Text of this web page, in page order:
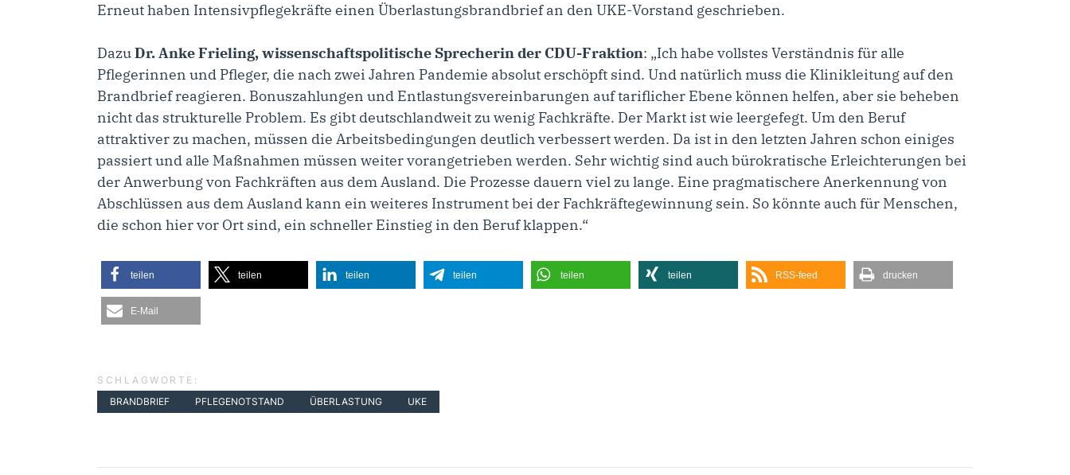
Erneut haben Intensivpflegekräfte einen Überlastungsbrandbrief an den UKE-Vorstand geschrieben.
DazuDr. Anke Frieling, wissenschaftspolitische Sprecherin der CDU-Fraktion: „Ich habe vollstes Verständnis für alle
Pflegerinnen und Pfleger, die nach zwei Jahren Pandemie absolut erschöpft sind. Und natürlich muss die Klinikleitung auf den
Brandbrief reagieren. Bonuszahlungen und Entlastungsvereinbarungen auf tariflicher Ebene können helfen, aber sie beheben
nicht das strukturelle Problem. Es gibt deutschlandweit zu wenig Fachkräfte. Der Markt ist wie leergefegt. Um den Beruf
attraktiver zu machen, müssen die Arbeitsbedingungen deutlich verbessert werden. Da ist in den letzten Jahren schon einiges
passiert und alle Maßnahmen müssen weiter vorangetrieben werden. Sehr wichtig sind auch bürokratische Erleichterungen bei
der Anwerbung von Fachkräften aus dem Ausland. Die Prozesse dauern viel zu lange. Eine pragmatischere Anerkennung von
Abschlüssen aus dem Ausland kann ein weiteres Instrument bei der Fachkräftegewinnung sein. So könnte auch für Menschen,
die schon hier vor Ort sind, ein schneller Einstieg in den Beruf klappen.“
teilen teilen teilen teilen teilen teilen RSS-feed drucken
E-Mail
SCHLAGWORTE:
BRANDBRIEF
PFLEGENOTSTAND ÜBERLASTUNG UKE